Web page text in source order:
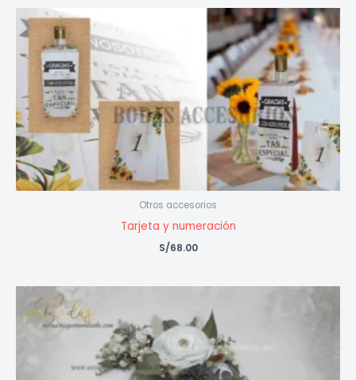
Otros accesorios
Tarjeta y numeración
S/68.00